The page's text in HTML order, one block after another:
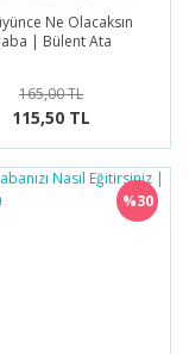
Ne Olacaksın
| Bülent Ata
165,00 TL
115,50 TL
%30